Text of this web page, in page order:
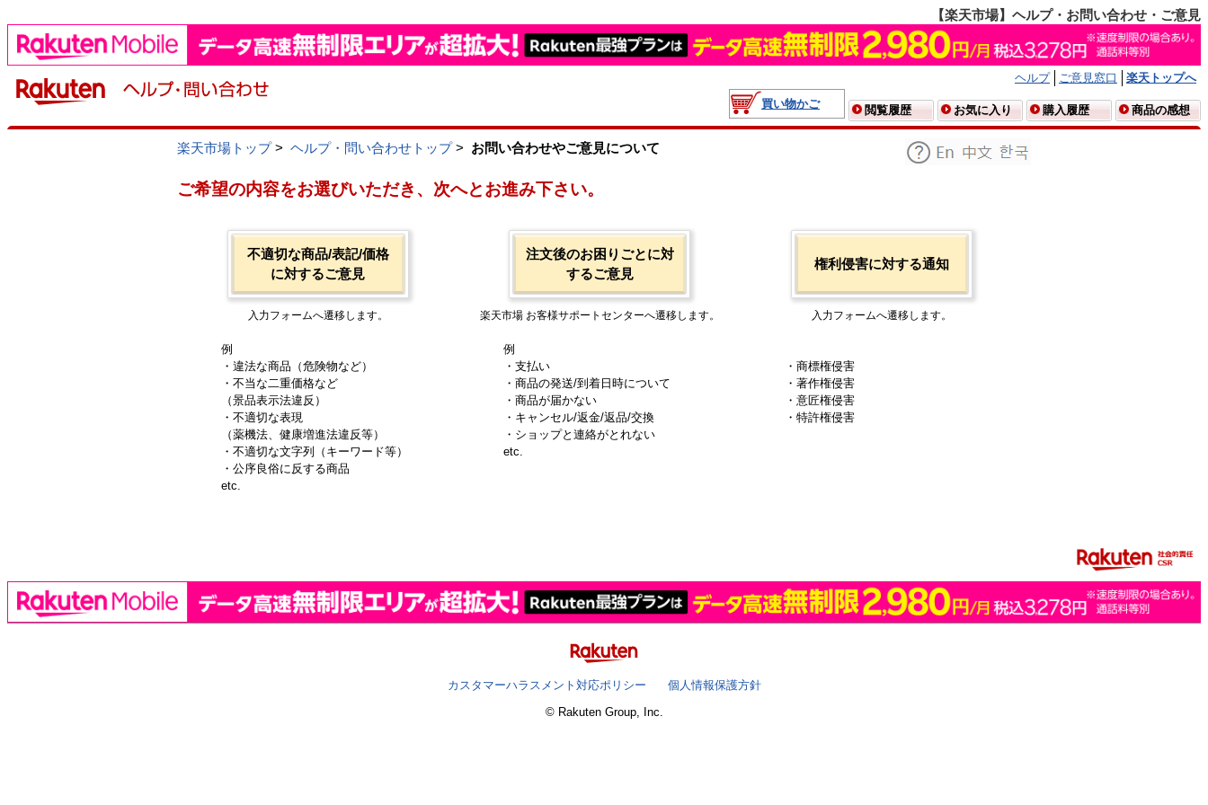
【楽天市場】ヘルプ・お問い合わせ・ご意見
ヘルプ ご意見窓口
楽天トップへ
買い物かご
閲覧履歴 お気に入り 購入履歴 商品の感想
楽天市場トップ> ヘルプ・問い合わせトップ> お問い合わせやご意見について
ご希望の内容をお選びいただき、次へとお進み下さい。
不適切な商品/表記/価格
に対するご意見
入力フォームへ遷移します。
例
・違法な商品（危険物など）
・不当な二重価格など
（景品表示法違反）
・不適切な表現
（薬機法、健康増進法違反等）
・不適切な文字列（キーワード等）
・公序良俗に反する商品
etc.
注文後のお困りごとに対
するご意見
楽天市場 お客様サポートセンターへ遷移します。
例
・支払い
・商品の発送/到着日時について
・商品が届かない
・キャンセル/返金/返品/交換
・ショップと連絡がとれない
etc.
権利侵害に対する通知
入力フォームへ遷移します。
・商標権侵害
・著作権侵害
・意匠権侵害
・特許権侵害
カスタマーハラスメント対応ポリシー
個人情報保護方針
© Rakuten Group, Inc.